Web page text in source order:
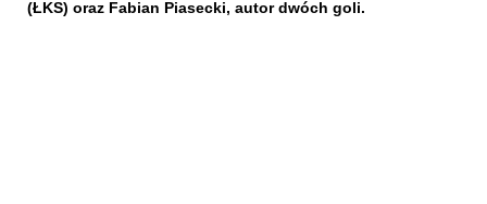
(ŁKS) oraz Fabian Piasecki, autor dwóch goli.